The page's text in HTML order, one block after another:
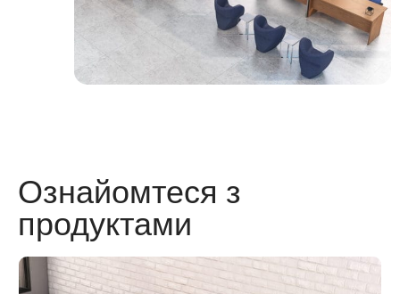
Ознайомтеся з
продуктами